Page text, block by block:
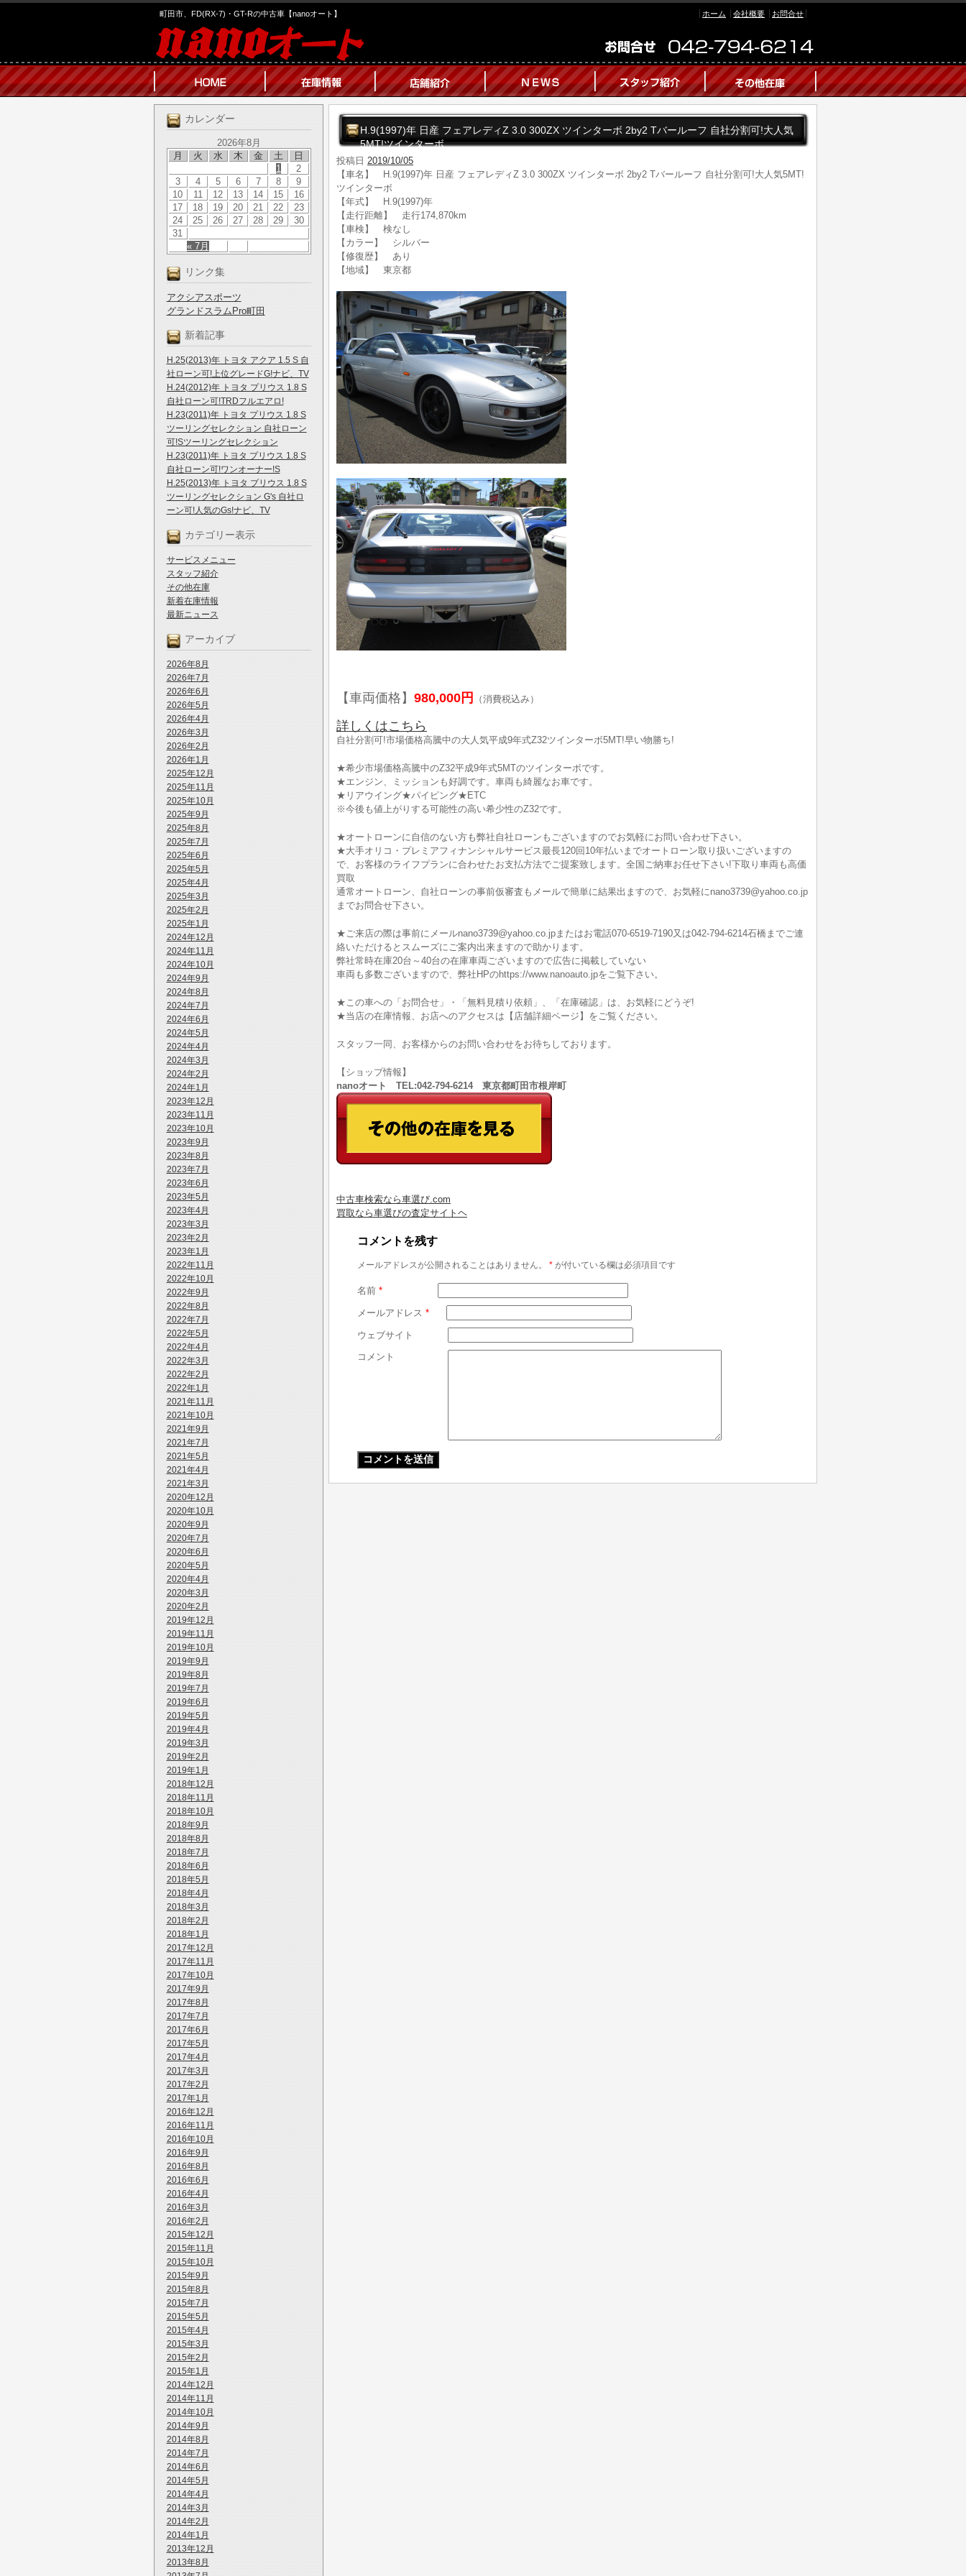
町田市、FD(RX-7)・GT-Rの中古車【nanoオート】 ホーム 会社概要 お問合せ
カレンダー
2026年8月
月
火 水 木 金 土 日
« 7月
1
2
3
4 5 6 7 8
9
10
11 12 13 14 15
16
17
18 19 20 21 22
23
24
25 26 27 28 29
30
31
リンク集
アクシアスポーツ
グランドスラムPro町田
新着記事
H.25(2013)年 トヨタ アクア 1.5 S 自
社ローン可!上位グレードG!ナビ、TV
H.24(2012)年 トヨタ プリウス 1.8 S
自社ローン可!TRDフルエアロ!
H.23(2011)年 トヨタ プリウス 1.8 S
ツーリングセレクション 自社ローン
可!Sツーリングセレクション
H.23(2011)年 トヨタ プリウス 1.8 S
自社ローン可!ワンオーナー!S
H.25(2013)年 トヨタ プリウス 1.8 S
ツーリングセレクション G's 自社ロ
ーン可!人気のGs!ナビ、TV
カテゴリー表示
サービスメニュー
スタッフ紹介
その他在庫
新着在庫情報
最新ニュース
アーカイブ
2026年8月
2026年7月
2026年6月
2026年5月
2026年4月
2026年3月
2026年2月
2026年1月
2025年12月
2025年11月
2025年10月
2025年9月
2025年8月
2025年7月
2025年6月
2025年5月
2025年4月
2025年3月
2025年2月
2025年1月
2024年12月
2024年11月
2024年10月
2024年9月
2024年8月
2024年7月
2024年6月
2024年5月
2024年4月
2024年3月
2024年2月
2024年1月
2023年12月
2023年11月
2023年10月
2023年9月
2023年8月
2023年7月
2023年6月
2023年5月
2023年4月
2023年3月
2023年2月
2023年1月
2022年11月
2022年10月
2022年9月
2022年8月
2022年7月
2022年5月
2022年4月
2022年3月
2022年2月
2022年1月
2021年11月
2021年10月
2021年9月
2021年7月
2021年5月
2021年4月
2021年3月
2020年12月
2020年10月
2020年9月
2020年7月
2020年6月
2020年5月
2020年4月
2020年3月
2020年2月
2019年12月
2019年11月
2019年10月
2019年9月
2019年8月
2019年7月
2019年6月
2019年5月
2019年4月
2019年3月
2019年2月
2019年1月
2018年12月
2018年11月
2018年10月
2018年9月
2018年8月
2018年7月
2018年6月
2018年5月
2018年4月
2018年3月
2018年2月
2018年1月
2017年12月
2017年11月
2017年10月
2017年9月
2017年8月
2017年7月
2017年6月
2017年5月
2017年4月
2017年3月
2017年2月
2017年1月
2016年12月
2016年11月
2016年10月
2016年9月
2016年8月
2016年6月
2016年4月
2016年3月
2016年2月
2015年12月
2015年11月
2015年10月
2015年9月
2015年8月
2015年7月
2015年5月
2015年4月
2015年3月
2015年2月
2015年1月
2014年12月
2014年11月
2014年10月
2014年9月
2014年8月
2014年7月
2014年6月
2014年5月
2014年4月
2014年3月
2014年2月
2014年1月
2013年12月
2013年8月
H.9(1997)年 日産 フェアレディZ 3.0 300ZX ツインターボ 2by2 Tバールーフ 自社分割可!大人気
5MT!ツインターボ
投稿日 2019/10/05
【車名】 H.9(1997)年 日産 フェアレディZ 3.0 300ZX ツインターボ 2by2 Tバールーフ 自社分割可!大人気5MT!
ツインターボ
【年式】 H.9(1997)年
【走行距離】 走行174,870km
【車検】 検なし
【カラー】 シルバー
【修復歴】 あり
【地域】 東京都
【車両価格】 980,000円 （消費税込み）
詳しくはこちら
自社分割可!市場価格高騰中の大人気平成9年式Z32ツインターボ5MT!早い物勝ち!
★希少市場価格高騰中のZ32平成9年式5MTのツインターボです。
★エンジン、ミッションも好調です。車両も綺麗なお車です。
★リアウイング★パイピング★ETC
※今後も値上がりする可能性の高い希少性のZ32です。
★オートローンに自信のない方も弊社自社ローンもございますのでお気軽にお問い合わせ下さい。
★大手オリコ・プレミアフィナンシャルサービス最長120回10年払いまでオートローン取り扱いございますの
で、お客様のライフプランに合わせたお支払方法でご提案致します。全国ご納車お任せ下さい!下取り車両も高価
買取
通常オートローン、自社ローンの事前仮審査もメールで簡単に結果出ますので、お気軽にnano3739@yahoo.co.jp
までお問合せ下さい。
★ご来店の際は事前にメールnano3739@yahoo.co.jpまたはお電話070-6519-7190又は042-794-6214石橋までご連
絡いただけるとスムーズにご案内出来ますので助かります。
弊社常時在庫20台～40台の在庫車両ございますので広告に掲載していない
車両も多数ございますので、弊社HPのhttps://www.nanoauto.jpをご覧下さい。
★この車への「お問合せ」・「無料見積り依頼」、「在庫確認」は、お気軽にどうぞ!
★当店の在庫情報、お店へのアクセスは【店舗詳細ページ】をご覧ください。
スタッフ一同、お客様からのお問い合わせをお待ちしております。
【ショップ情報】
nanoオート TEL:042-794-6214 東京都町田市根岸町
中古車検索なら車選び.com
買取なら車選びの査定サイトヘ
コメントを残す
メールアドレスが公開されることはありません。 * が付いている欄は必須項目です
名前 *
メールアドレス *
ウェブサイト
コメント